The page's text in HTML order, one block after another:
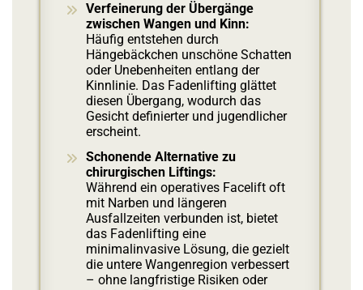
Verfeinerung der Übergänge
zwischen Wangen und Kinn:
Häufig entstehen durch
Hängebäckchen unschöne Schatten
oder Unebenheiten entlang der
Kinnlinie. Das Fadenlifting glättet
diesen Übergang, wodurch das
Gesicht definierter und jugendlicher
erscheint.
Schonende Alternative zu
chirurgischen Liftings:
Während ein operatives Facelift oft
mit Narben und längeren
Ausfallzeiten verbunden ist, bietet
das Fadenlifting eine
minimalinvasive Lösung, die gezielt
die untere Wangenregion verbessert
– ohne langfristige Risiken oder